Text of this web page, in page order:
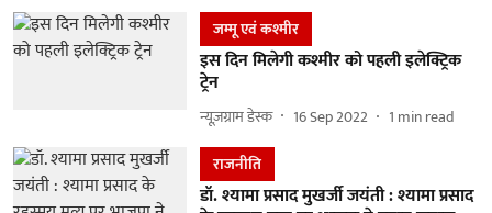
जम्‍मू एवं कश्‍मीर
इस दिन मिलेगी कश्मीर को पहली इलेक्ट्रिक
ट्रेन
न्यूज़ग्राम डेस्क 16 Sep 2022 1 min read
राजनीति
डॉ. श्यामा प्रसाद मुखर्जी जयंती : श्यामा प्रसाद